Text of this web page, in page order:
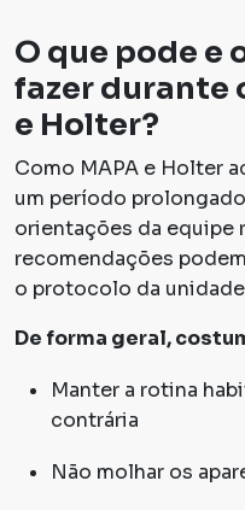
O que pode e
fazer durante
e Holter?
Como MAPA e Holter
um período
orientações da equipe
recomendações
o protocolo da
De forma geral,
Manter a rotina
contrária
Não molhar os